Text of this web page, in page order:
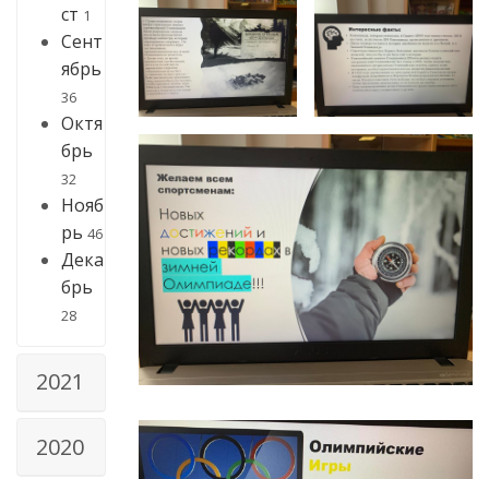
ст 1
Сент
ябрь
36
Октя
брь
32
Нояб
рь 46
Дека
брь
28
2021
2020